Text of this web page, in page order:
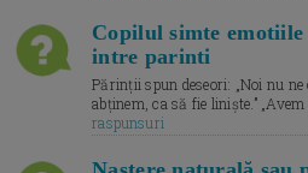
Copilul simte
intre parinti
Părinții spun deseori: „Noi nu
abținem, ca să fie liniște.”
raspunsuri